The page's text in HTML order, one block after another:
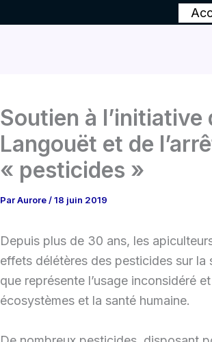
Soutien à l’initiative
Langouët et de
« pesticides »
ParAurore/18 juin 2019
Depuis plus de 30 ans, les
effets délétères des pesticides sur la
que représente l’usage inconsidéré
écosystèmes et la santé humaine.